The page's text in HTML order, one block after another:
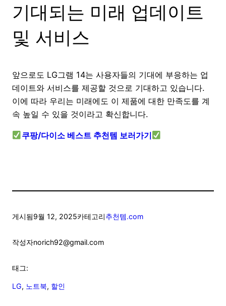
기대되는 미래 업데이트
및 서비스
앞으로도 LG그램 14는 사용자들의 기대에 부응하는 업
데이트와 서비스를 제공할 것으로 기대하고 있습니다.
이에 따라 우리는 미래에도 이 제품에 대한 만족도를 계
속 높일 수 있을 것이라고 확신합니다.
쿠팡/다이소 베스트 추천템 보러가기
게시됨9월 12, 2025카테고리추천템.com
작성자norich92@gmail.com
태그:
LG, 노트북, 할인